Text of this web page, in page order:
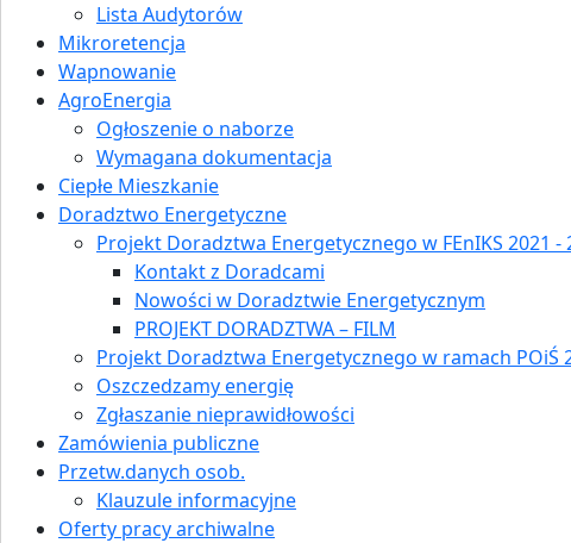
Lista Audytorów
Mikroretencja
Wapnowanie
AgroEnergia
Ogłoszenie o naborze
Wymagana dokumentacja
Ciepłe Mieszkanie
Doradztwo Energetyczne
Projekt Doradztwa Energetycznego w FEnIKS 2021 -
Kontakt z Doradcami
Nowości w Doradztwie Energetycznym
PROJEKT DORADZTWA – FILM
Projekt Doradztwa Energetycznego w ramach POiŚ
Oszczedzamy energię
Zgłaszanie nieprawidłowości
Zamówienia publiczne
Przetw.danych osob.
Klauzule informacyjne
Oferty pracy archiwalne